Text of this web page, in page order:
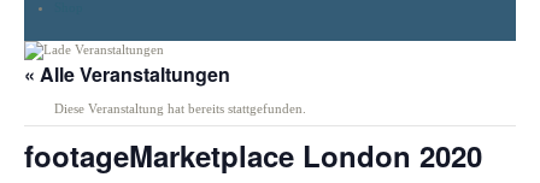
« Alle Veranstaltungen
Diese Veranstaltung hat bereits stattgefunden.
footageMarketplace London 2020